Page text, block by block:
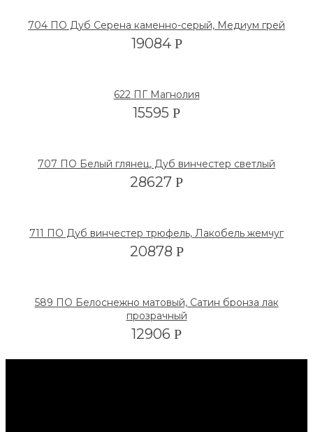
704 ПО Дуб Серена каменно-серый, Медиум грей
19084 Р
622 ПГ Магнолия
15595 Р
707 ПО Белый глянец, Дуб винчестер светлый
28627 Р
711 ПО Дуб винчестер трюфель, Лакобель жемчуг
20878 Р
589 ПО Белоснежно матовый, Сатин бронза лак
прозрачный
12906 Р